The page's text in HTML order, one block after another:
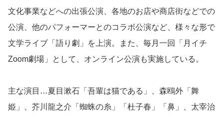
文化事業などへの出張公演、各地のお店や商店街などでの
公演、他のパフォーマーとのコラボ公演など、様々な形で
文学ライブ「語り劇」を上演。また、毎月一回「月イチ
Zoom劇場」として、オンライン公演も実施している。
主な演目…夏目漱石「吾輩は猫である」、森鴎外「舞
姫」、芥川龍之介「蜘蛛の糸」「杜子春」「鼻」、太宰治